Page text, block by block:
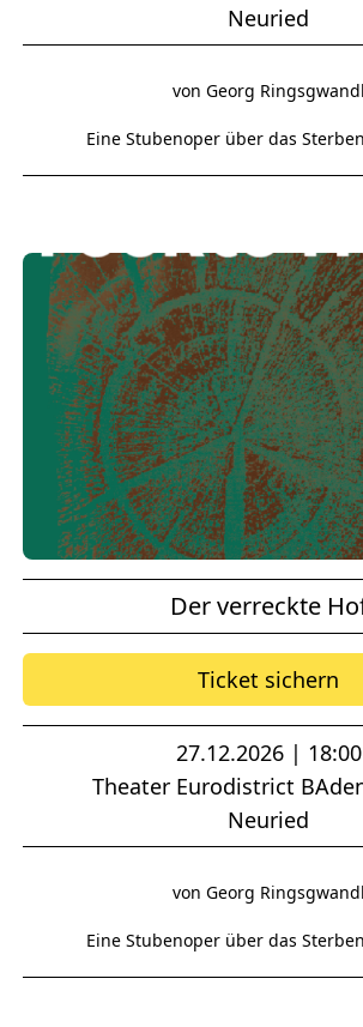
Neuried
von Georg Ringsgwandl
Eine Stubenoper über das
Der verreckte
Ticket sichern
27.12.2026 | 18:00
Theater Eurodistrict
Neuried
von Georg Ringsgwandl
Eine Stubenoper über das